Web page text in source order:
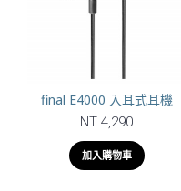
final E4000 入耳式耳機
NT 4,290
加入購物車